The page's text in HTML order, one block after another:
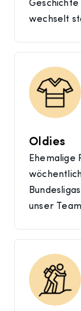
wechselt
Oldies
Ehemalige
unser